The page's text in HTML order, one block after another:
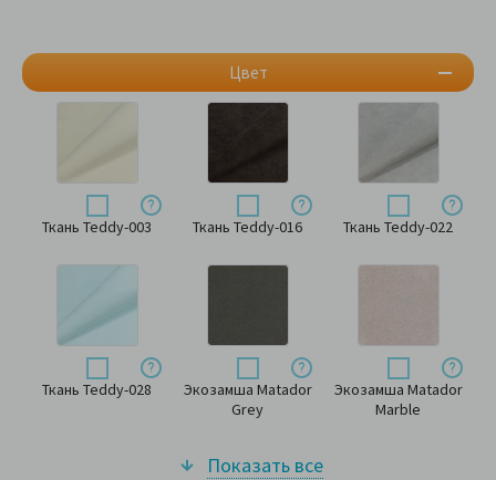
Цвет
Ткань Teddy-003 Ткань Teddy-016 Ткань Teddy-022
Ткань Teddy-028
Экозамша Matador
Grey
Экозамша Matador
Marble
Показать все